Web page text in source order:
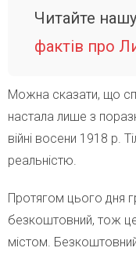
Читайте
фактів про
Можна сказати, що
настала лише з
війні восени 1918 р.
реальністю.
Протягом цього дня
безкоштовний, тож
містом.